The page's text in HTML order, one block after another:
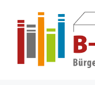
Inhalt
springen